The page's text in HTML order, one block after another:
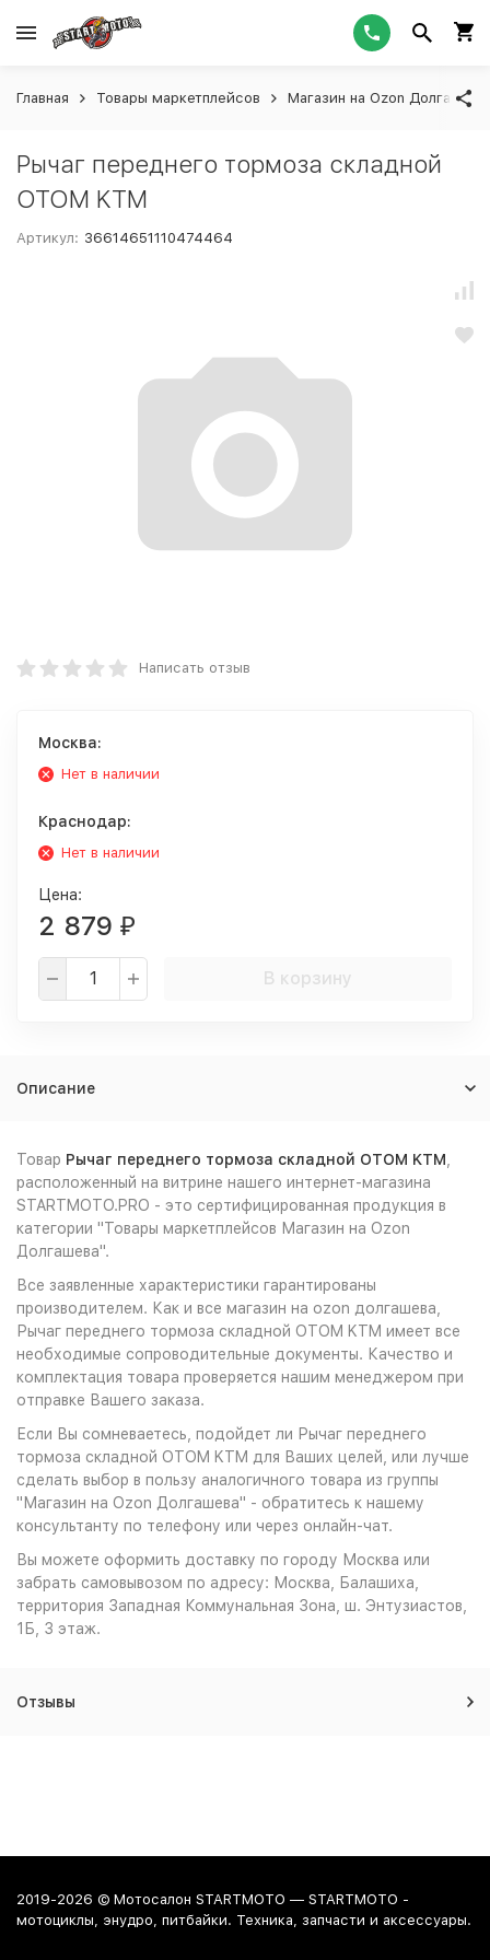
Главная Товары маркетплейсов Магазин на Ozon Долгашева
Рычаг переднего тормоза складной
OTOM KTM
Артикул: 36614651110474464
Написать отзыв
Москва:
Нет в наличии
Краснодар:
Нет в наличии
Цена:
2 879 ₽
В корзину
Описание
Товар Рычаг переднего тормоза складной OTOM KTM
расположенный на витрине нашего интернет-магазина
STARTMOTO.PRO - это сертифицированная продукция в
категории "Товары маркетплейсов Магазин на Ozon
Долгашева".
Все заявленные характеристики гарантированы
производителем. Как и все магазин на ozon долгашева,
Рычаг переднего тормоза складной OTOM KTM имеет все
необходимые сопроводительные документы. Качество и
комплектация товара проверяется нашим менеджером при
отправке Вашего заказа.
Если Вы сомневаетесь, подойдет ли Рычаг переднего
тормоза складной OTOM KTM для Ваших целей, или лучше
сделать выбор в пользу аналогичного товара из группы
"Магазин на Ozon Долгашева" - обратитесь к нашему
консультанту по телефону или через онлайн-чат.
Вы можете оформить доставку по городу Москва или
забрать самовывозом по адресу: Москва, Балашиха,
территория Западная Коммунальная Зона, ш. Энтузиастов,
1Б, 3 этаж.
Отзывы
2019-2026 © Мотосалон STARTMOTO — STARTMOTO -
мотоциклы, энудро, питбайки. Техника, запчасти и аксессуары.